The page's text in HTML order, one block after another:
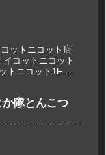
ットニコット店
コットニコット
トニコット1F 営
隊とんこつ